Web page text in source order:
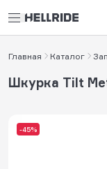
Главная Каталог
-45%
Шкурка Tilt